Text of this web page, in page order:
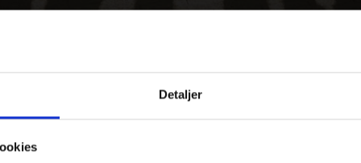
Detaljer
enten der er med generelle
ønsker at få et konkret og